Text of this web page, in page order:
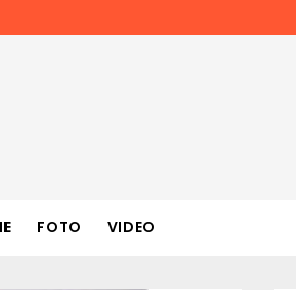
FOTO VIDEO